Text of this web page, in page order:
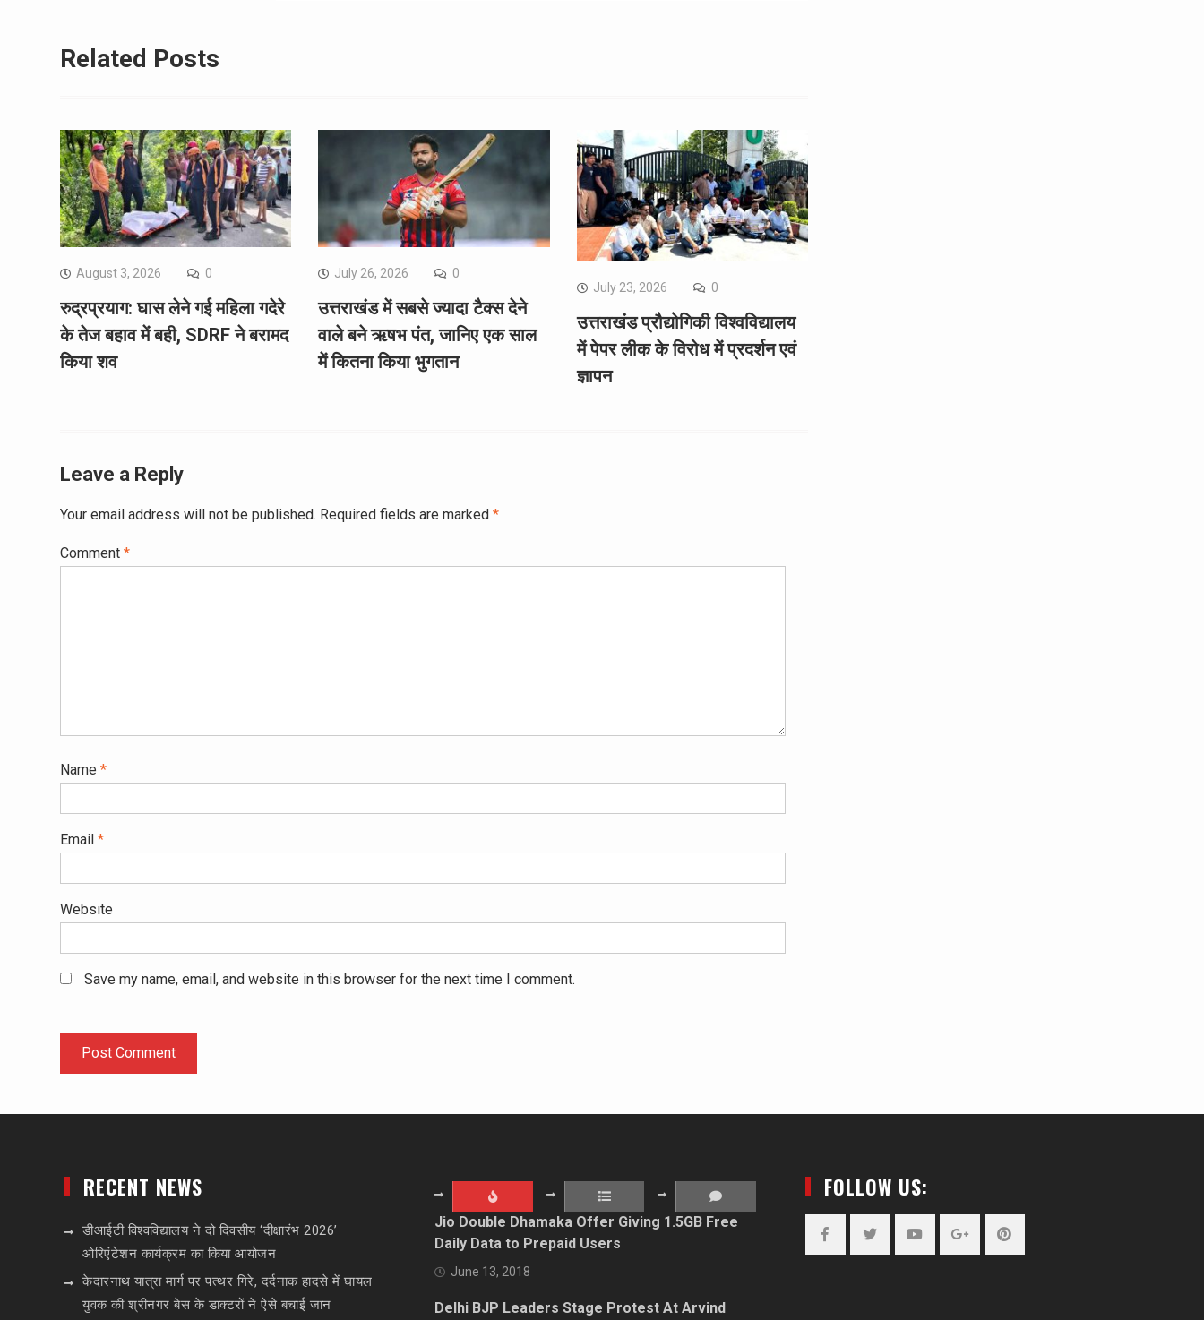
Related Posts
August 3, 2026 0
रुद्रप्रयाग: घास लेने गई महिला गदेरे
के तेज बहाव में बही, SDRF ने बरामद
किया शव
July 26, 2026 0
उत्तराखंड में सबसे ज्यादा टैक्स देने
वाले बने ऋषभ पंत, जानिए एक साल
में कितना किया भुगतान
July 23, 2026 0
उत्तराखंड प्रौद्योगिकी विश्वविद्यालय
में पेपर लीक के विरोध में प्रदर्शन एवं
ज्ञापन
Leave a Reply
Your email address will not be published. Required fields are marked *
Comment *
Name *
Email *
Website
Save my name, email, and website in this browser for the next time I comment.
RECENT NEWS
डीआईटी विश्वविद्यालय ने दो दिवसीय ‘दीक्षारंभ 2026’
ओरिएंटेशन कार्यक्रम का किया आयोजन
केदारनाथ यात्रा मार्ग पर पत्थर गिरे, दर्दनाक हादसे में घायल
युवक की श्रीनगर बेस के डाक्टरों ने ऐसे बचाई जान
Jio Double Dhamaka Offer Giving 1.5GB Free
Daily Data to Prepaid Users
June 13, 2018
Delhi BJP Leaders Stage Protest At Arvind
FOLLOW US: